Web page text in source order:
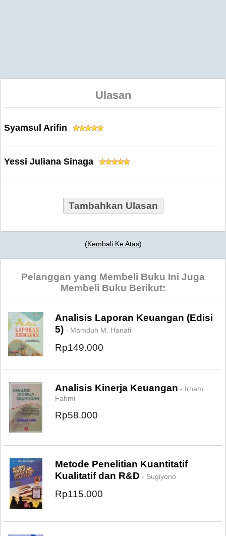
Ulasan
Syamsul Arifin
Yessi Juliana Sinaga
Tambahkan Ulasan
(Kembali Ke Atas)
Pelanggan yang Membeli Buku Ini Juga
Membeli Buku Berikut:
Analisis Laporan Keuangan (Edisi
5) - Mamduh M. Hanafi
Rp149.000
Analisis Kinerja Keuangan - Irham
Fahmi
Rp58.000
Metode Penelitian Kuantitatif
Kualitatif dan R&D - Sugiyono
Rp115.000